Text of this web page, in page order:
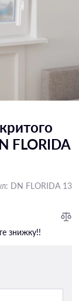
FLORIDA
DN FLORIDA 13
знижку!!